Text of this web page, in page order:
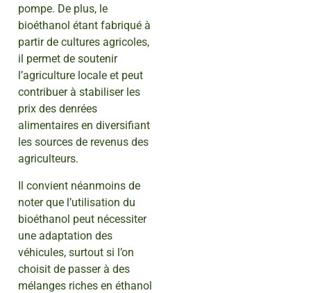
pompe. De plus, le
bioéthanol étant fabriqué à
partir de cultures agricoles,
il permet de soutenir
l’agriculture locale et peut
contribuer à stabiliser les
prix des denrées
alimentaires en diversifiant
les sources de revenus des
agriculteurs.
Il convient néanmoins de
noter que l’utilisation du
bioéthanol peut nécessiter
une adaptation des
véhicules, surtout si l’on
choisit de passer à des
mélanges riches en éthanol